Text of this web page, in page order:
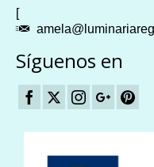
[
Síguenos en